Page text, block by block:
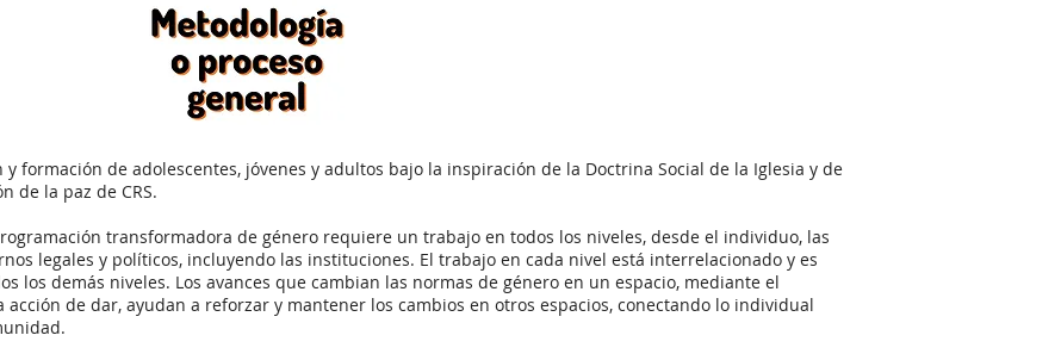
formación de adolescentes, jóvenes y adultos bajo la inspiración de la Doctrina Social de la Iglesia y de
de la paz de CRS.
transformadora de género requiere un trabajo en todos los niveles, desde el individuo, las
legales y políticos, incluyendo las instituciones. El trabajo en cada nivel está interrelacionado y es
los demás niveles. Los avances que cambian las normas de género en un espacio, mediante el
de dar, ayudan a reforzar y mantener los cambios en otros espacios, conectando lo individual